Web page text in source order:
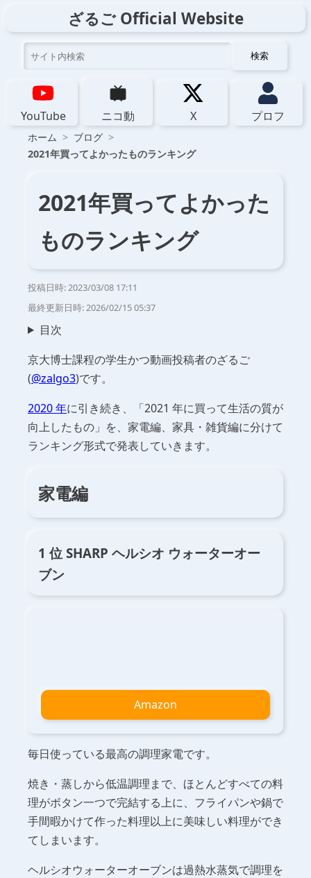
ざるご Official Website
検索
YouTube ニコ動 X プロフ
ホーム
ブログ
2021年買ってよかったものランキング
2021年買ってよかった
ものランキング
投稿日時:2023/03/08 17:11
最終更新日時:2026/02/15 05:37
目次
京大博士課程の学生かつ動画投稿者のざるご
(@zalgo3)です。
2020 年に引き続き、「2021 年に買って生活の質が
向上したもの」を、家電編、家具・雑貨編に分けて
ランキング形式で発表していきます。
家電編
1 位 SHARP ヘルシオ ウォーターオー
ブン
Amazon
毎日使っている最高の調理家電です。
焼き・蒸しから低温調理まで、ほとんどすべての料
理がボタン一つで完結する上に、フライパンや鍋で
手間暇かけて作った料理以上に美味しい料理ができ
てしまいます。
ヘルシオウォーターオーブンは過熱水蒸気で調理を